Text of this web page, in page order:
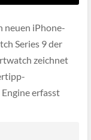
neuen iPhone-
Series 9 der
zeichnet
erfasst